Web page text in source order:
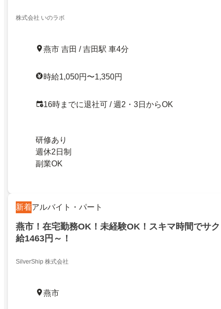
株式会社 いのラボ
燕市 吉田 / 吉田駅 車4分
時給1,050円〜1,350円
16時までに退社可 / 週2・3日からOK
研修あり
週休2日制
副業OK
新着アルバイト・パート
燕市！在宅勤務OK！未経験OK！スキマ時間でサ
給1463円～！
SilverShip 株式会社
燕市